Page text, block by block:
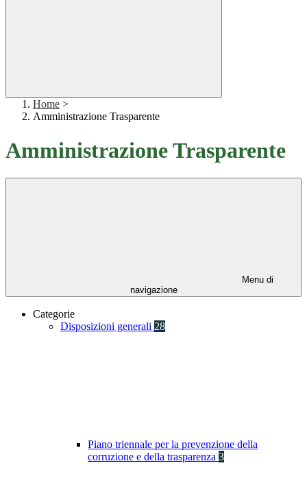
Home >
Amministrazione Trasparente
Amministrazione Trasparente
Menu di
navigazione
Categorie
Disposizioni generali 28
Piano triennale per la prevenzione della
corruzione e della trasparenza 3